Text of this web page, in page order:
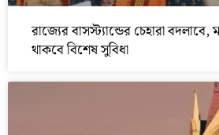
রাজ্যের বাসস্ট্যান্ডের চেহারা
থাকবে বিশেষ সুবিধা